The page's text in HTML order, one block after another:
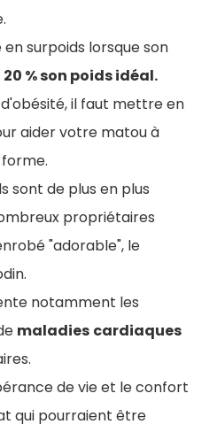
surpoids lorsque son
20 % son poids idéal.
d'obésité, il faut mettre en
aider votre matou à
sont de plus en plus
propriétaires
"adorable", le
notamment les
maladies cardiaques
de vie et le confort
qui pourraient être